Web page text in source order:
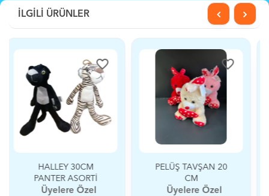
İLGİLİ ÜRÜNLER
favorite_border
PELÜŞ TAVŞAN 20
CM
Üyelere Özel
favorite_border
PELÜŞ PANDA 20 CM
Üyelere Özel